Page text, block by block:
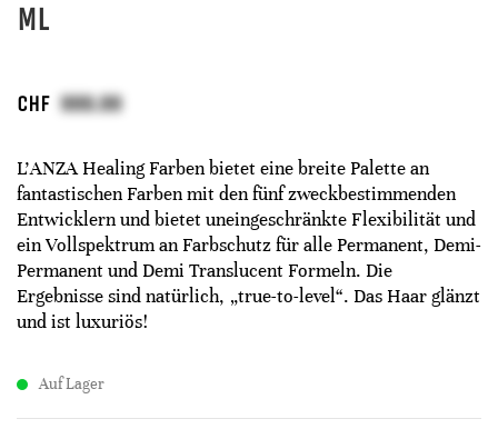
ML
CHF
L'ANZA Healing Farben bietet eine breite Palette an
fantastischen Farben mit den fünf zweckbestimmenden
Entwicklern und bietet uneingeschränkte Flexibilität und
ein Vollspektrum an Farbschutz für alle Permanent, Demi-
Permanent und Demi Translucent Formeln. Die
Ergebnisse sind natürlich, „true-to-level“. Das Haar glänzt
und ist luxuriös!
Auf Lager